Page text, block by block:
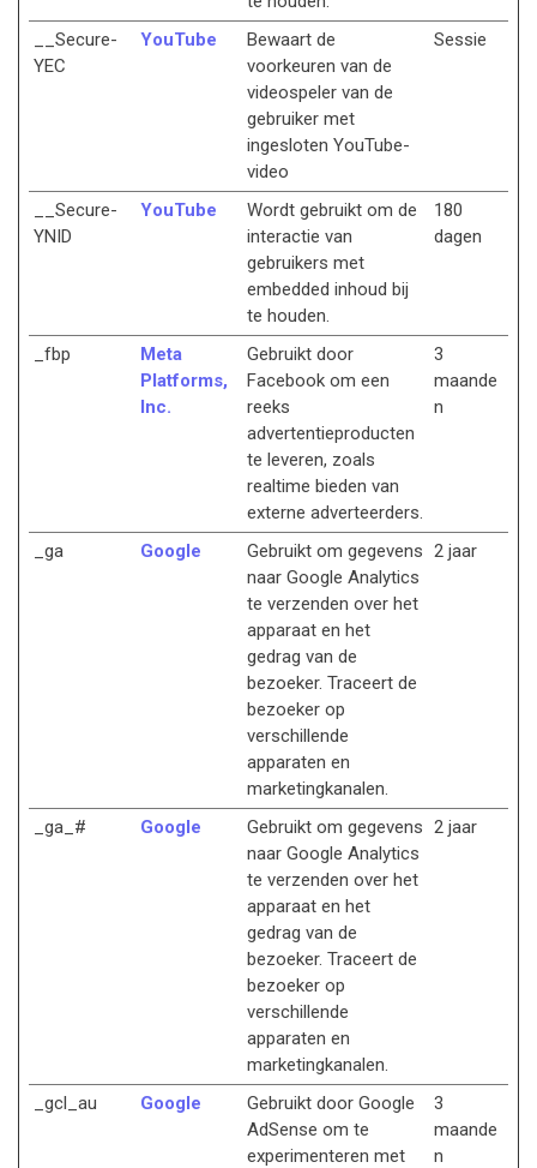
__Secure-
YEC
YouTube
Bewaart de
voorkeuren van de
videospeler van de
gebruiker met
ingesloten YouTube-
video
Sessie
__Secure-
YNID
YouTube
Wordt gebruikt om de
interactie van
gebruikers met
embedded inhoud bij
te houden.
180
dagen
_fbp
Meta
Platforms,
Inc.
Gebruikt door
Facebook om een
reeks
advertentieproducten
te leveren, zoals
realtime bieden van
externe adverteerders.
3
maande
n
_ga Google
Gebruikt om gegevens
naar Google Analytics
te verzenden over het
apparaat en het
gedrag van de
bezoeker. Traceert de
bezoeker op
verschillende
apparaten en
marketingkanalen.
2 jaar
_ga_# Google
Gebruikt om gegevens
naar Google Analytics
te verzenden over het
apparaat en het
gedrag van de
bezoeker. Traceert de
bezoeker op
verschillende
apparaten en
marketingkanalen.
2 jaar
_gcl_au Google
Gebruikt door Google
AdSense om te
experimenteren met
3
maande
n